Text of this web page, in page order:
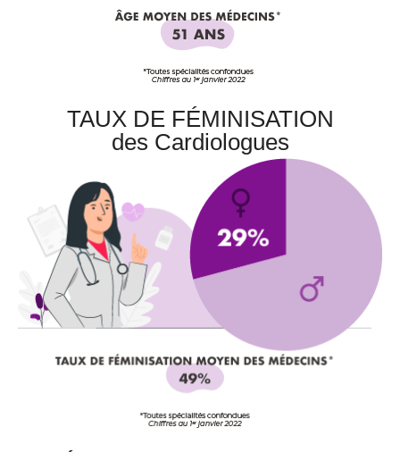
TAUX DE FÉMINISATION
des Cardiologues